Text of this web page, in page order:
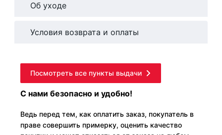
Об уходе
Условия возврата и оплаты
Посмотреть все пункты выдачи
С нами безопасно и удобно!
Ведь перед тем, как оплатить заказ, покупатель в
праве совершить примерку, оценить качество